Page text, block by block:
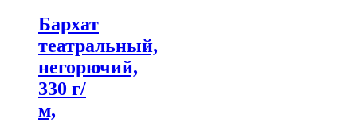
Бархат
театральный,
негорючий,
330 г/
м,